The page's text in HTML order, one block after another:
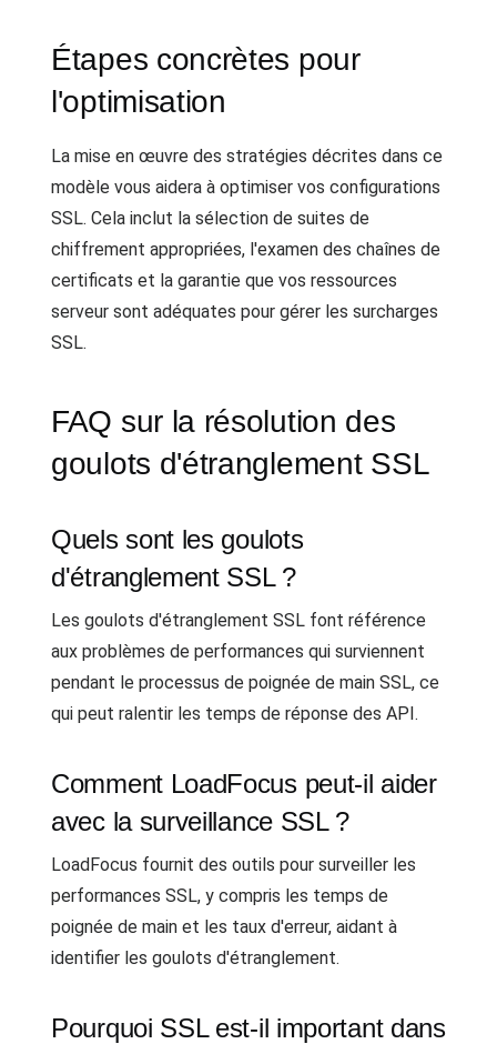
Étapes concrètes pour
l'optimisation
La mise en œuvre des stratégies décrites dans ce
modèle vous aidera à optimiser vos configurations
SSL. Cela inclut la sélection de suites de
chiffrement appropriées, l'examen des chaînes de
certificats et la garantie que vos ressources
serveur sont adéquates pour gérer les surcharges
SSL.
FAQ sur la résolution des
goulots d'étranglement SSL
Quels sont les goulots
d'étranglement SSL ?
Les goulots d'étranglement SSL font référence
aux problèmes de performances qui surviennent
pendant le processus de poignée de main SSL, ce
qui peut ralentir les temps de réponse des API.
Comment LoadFocus peut-il aider
avec la surveillance SSL ?
LoadFocus fournit des outils pour surveiller les
performances SSL, y compris les temps de
poignée de main et les taux d'erreur, aidant à
identifier les goulots d'étranglement.
Pourquoi SSL est-il important dans